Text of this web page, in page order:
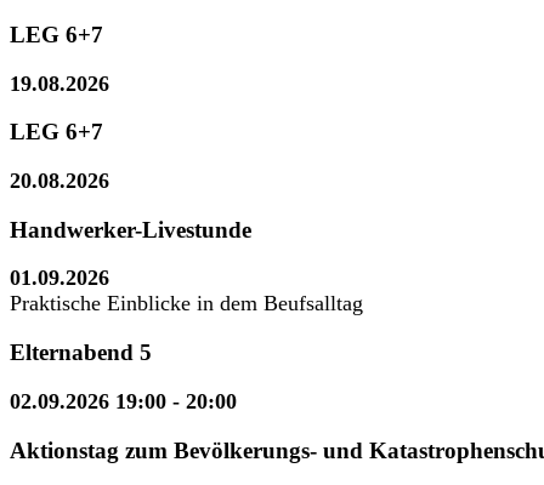
LEG 6+7
19.08.2026
LEG 6+7
20.08.2026
Handwerker-Livestunde
01.09.2026
Praktische Einblicke in dem Beufsalltag
Elternabend 5
02.09.2026 19:00 - 20:00
Aktionstag zum Bevölkerungs- und